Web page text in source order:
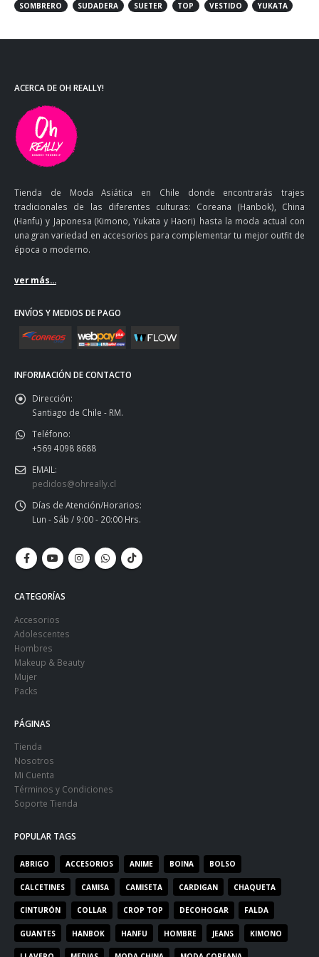
SOMBRERO
SUDADERA SUETER TOP VESTIDO YUKATA
ACERCA DE OH REALLY!
Tienda de Moda Asiática en Chile donde encontrarás trajes
tradicionales de las diferentes culturas: Coreana (Hanbok), China
(Hanfu) y Japonesa (Kimono, Yukata y Haori) hasta la moda actual con
una gran variedad en accesorios para complementar tu mejor outfit de
época o moderno.
ver más...
ENVÍOS Y MEDIOS DE PAGO
INFORMACIÓN DE CONTACTO
Dirección:
Santiago de Chile - RM.
Teléfono:
+569 4098 8688
EMAIL:
pedidos@ohreally.cl
Días de Atención/Horarios:
Lun - Sáb / 9:00 - 20:00 Hrs.
CATEGORÍAS
Accesorios
Adolescentes
Hombres
Makeup & Beauty
Mujer
Packs
PÁGINAS
Tienda
Nosotros
Mi Cuenta
Términos y Condiciones
Soporte Tienda
POPULAR TAGS
ABRIGO ACCESORIOS ANIME BOINA BOLSO
CALCETINES CAMISA CAMISETA CARDIGAN CHAQUETA
CINTURÓN COLLAR CROP TOP DECOHOGAR FALDA
GUANTES HANBOK HANFU HOMBRE JEANS KIMONO